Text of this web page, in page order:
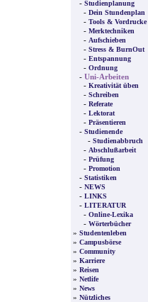
- Studienplanung
- Dein Stundenplan
- Tools & Vordrucke
- Merktechniken
- Aufschieben
- Stress & BurnOut
- Entspannung
- Ordnung
- Uni-Arbeiten
- Kreativität üben
- Schreiben
- Referate
- Lektorat
- Präsentieren
- Studienende
- Studienabbruch
- Abschlußarbeit
- Prüfung
- Promotion
- Statistiken
- NEWS
- LINKS
- LITERATUR
- Online-Lexika
- Wörterbücher
» Studentenleben
» Campusbörse
» Community
» Karriere
» Reisen
» Netlife
» News
» Nützliches